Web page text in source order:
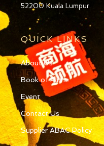
52200 Kuala Lumpur.
QUICK LINKS
About Us
Book of Fame
Event
Contact Us
Supplier ABAC Policy